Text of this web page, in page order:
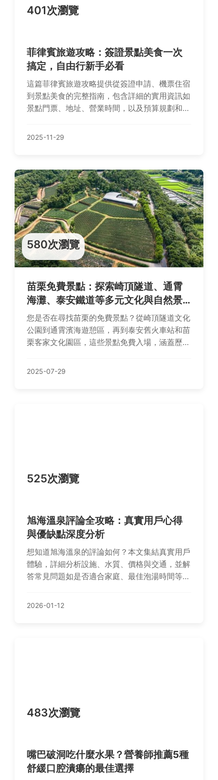
401次瀏覽
菲律賓旅遊攻略：簽證景點美食一次
搞定，自由行新手必看
這篇菲律賓旅遊攻略提供從簽證申請、機票住宿
到景點美食的完整指南，包含詳細的實用資訊如
景點門票、地址、營業時間，以及預算規劃和常
自由行新手和老手參考。
2025-11-29
580次瀏覽
苗栗免費景點：探索崎頂隧道、通霄
海灘、泰安鐵道等多元文化與自然景
觀懶人包
您是否在尋找苗栗的免費景點？從崎頂隧道文化
公園到通霄濱海遊憩區，再到泰安舊火車站和苗
栗客家文化園區，這些景點免費入場，涵蓋歷史
銅鑼茶廠戶外區、南庄老街桂花巷、火炎山景觀
2025-07-29
525次瀏覽
旭海溫泉評論全攻略：真實用戶心得
與優缺點深度分析
想知道旭海溫泉的評論如何？本文集結真實用戶
體驗，詳細分析設施、水質、價格與交通，並解
答常見問題如是否適合家庭、最佳泡湯時間等，
2026-01-12
483次瀏覽
嘴巴破洞吃什麼水果？營養師推薦5種
舒緩口腔潰瘍的最佳選擇